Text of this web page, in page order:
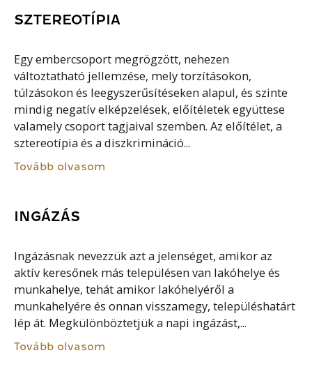
SZTEREOTÍPIA
Egy embercsoport megrögzött, nehezen
változtatható jellemzése, mely torzításokon,
túlzásokon és leegyszerűsítéseken alapul, és szinte
mindig negatív elképzelések, előítéletek együttese
valamely csoport tagjaival szemben. Az előítélet, a
sztereotípia és a diszkrimináció...
Tovább olvasom
INGÁZÁS
Ingázásnak nevezzük azt a jelenséget, amikor az
aktív keresőnek más településen van lakóhelye és
munkahelye, tehát amikor lakóhelyéről a
munkahelyére és onnan visszamegy, településhatárt
lép át. Megkülönböztetjük a napi ingázást,...
Tovább olvasom